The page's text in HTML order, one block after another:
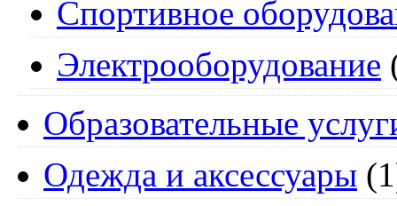
Спортивное
Электрооборудование
Образовательные
Одежда и аксессуары